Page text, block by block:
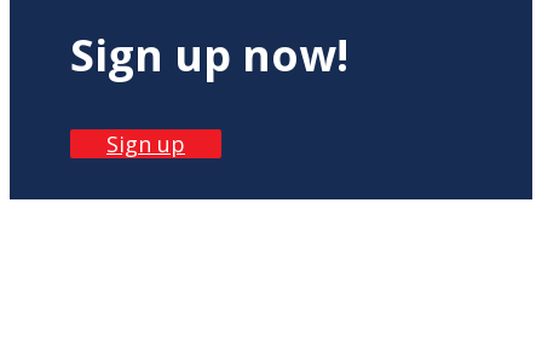
Sign up now!
Sign up